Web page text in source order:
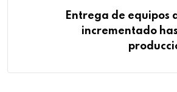
Entrega de equipos
incrementado